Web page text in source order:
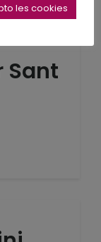
Sant
les cookies